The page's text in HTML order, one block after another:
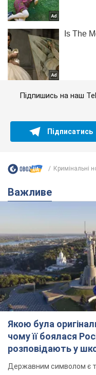
Підпишись на наш
Підписатись
Кримінальні
Важливе
Якою була
чому її боялася
розповідають у
Державним символом є